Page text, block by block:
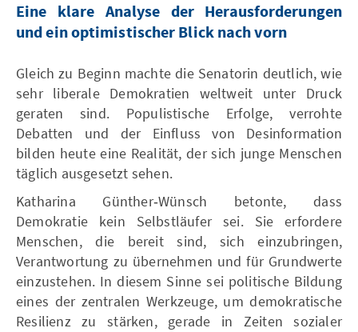
Eine klare Analyse der Herausforderungen
und ein optimistischer Blick nach vorn
Gleich zu Beginn machte die Senatorin deutlich, wie
sehr liberale Demokratien weltweit unter Druck
geraten sind. Populistische Erfolge, verrohte
Debatten und der Einfluss von Desinformation
bilden heute eine Realität, der sich junge Menschen
täglich ausgesetzt sehen.
Katharina Günther‑Wünsch betonte, dass
Demokratie kein Selbstläufer sei. Sie erfordere
Menschen, die bereit sind, sich einzubringen,
Verantwortung zu übernehmen und für Grundwerte
einzustehen. In diesem Sinne sei politische Bildung
eines der zentralen Werkzeuge, um demokratische
Resilienz zu stärken, gerade in Zeiten sozialer